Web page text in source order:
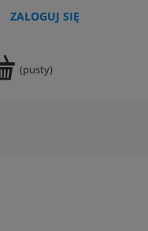
ZALOGUJ SIĘ
(pusty)